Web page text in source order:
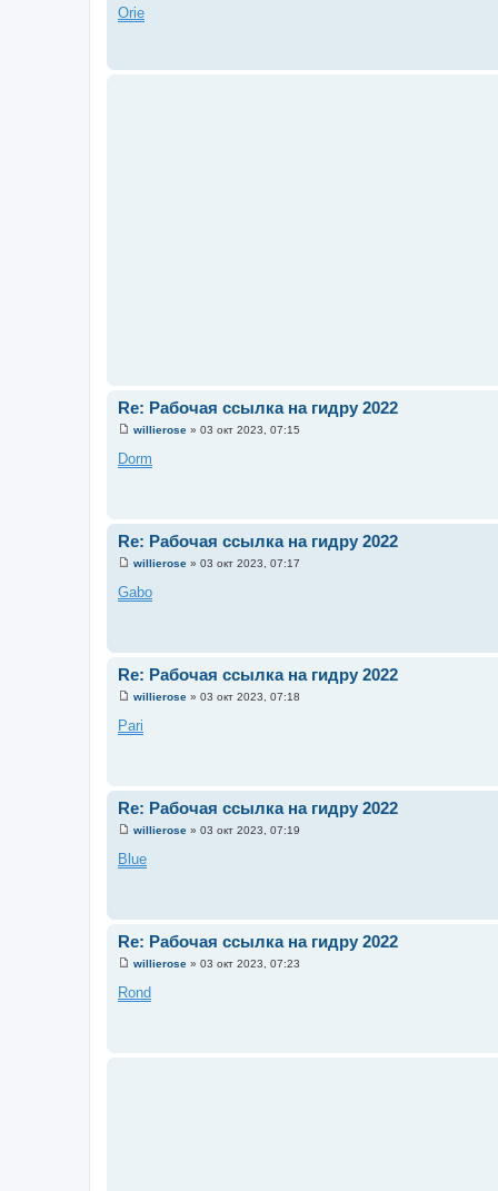
о
о
н
Orie
Re: Рабочая ссылка на гидру 2022
о
е
willierose » 03 окт 2023, 07:15
Dorm
Re: Рабочая ссылка на гидру 2022
о
н
е
willierose » 03 окт 2023, 07:17
Gabo
Re: Рабочая ссылка на гидру 2022
о
е
willierose » 03 окт 2023, 07:18
Pari
Re: Рабочая ссылка на гидру 2022
о
н
е
willierose » 03 окт 2023, 07:19
Blue
Re: Рабочая ссылка на гидру 2022
о
willierose » 03 окт 2023, 07:23
Rond